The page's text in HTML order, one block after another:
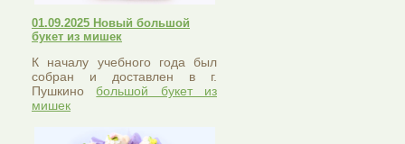
01.09.2025 Новый большой
букет из мишек
К началу учебного года был
собран и доставлен в г.
Пушкинобольшой букет из
мишек